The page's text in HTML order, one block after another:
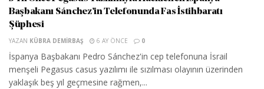
Başbakanı Sánchez’in Telefonunda Fas İstihbaratı
Şüphesi
YAZAN KÜBRA DEMIRBAŞ 6 AY ÖNCE 0
İspanya Başbakanı Pedro Sánchez'in cep telefonuna İsrail
menşeli Pegasus casus yazılımı ile sızılması olayının üzerinden
yaklaşık beş yıl geçmesine rağmen,...